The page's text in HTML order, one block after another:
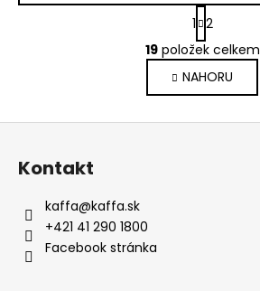
O
v
l
á
d
S
t
r
á
n
k
1 2
19položek celkem
NAHORU
Z
Kontakt
kaffa@kaffa.sk
+421 41 290 1800
Facebook stránka